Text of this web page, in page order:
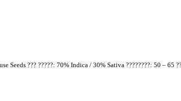
Seeds ??? ?????: 70% Indica / 30% Sativa ????????: 50 –